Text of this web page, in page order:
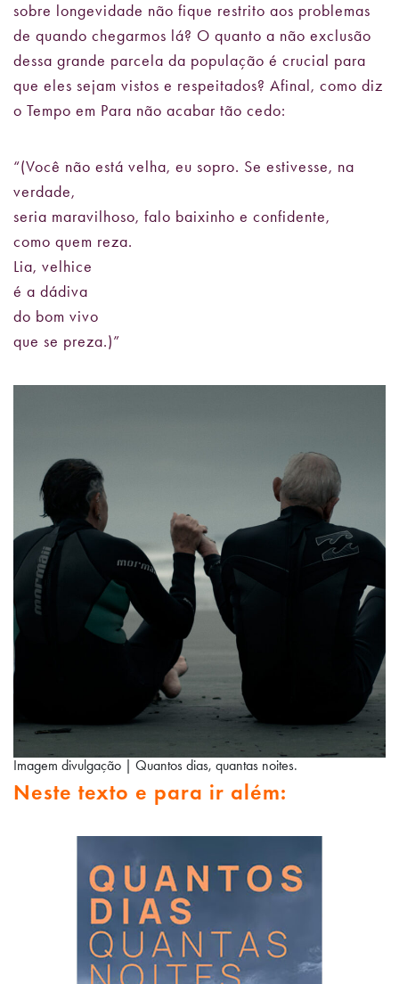
sobre longevidade não fique restrito aos problemas
de quando chegarmos lá? O quanto a não exclusão
dessa grande parcela da população é crucial para
que eles sejam vistos e respeitados? Afinal, como diz
o Tempo em Para não acabar tão cedo:
“(Você não está velha, eu sopro. Se estivesse, na
verdade,
seria maravilhoso, falo baixinho e confidente,
como quem reza.
Lia, velhice
é a dádiva
do bom vivo
que se preza.)”
Imagem divulgação | Quantos dias, quantas noites.
Neste texto e para ir além: